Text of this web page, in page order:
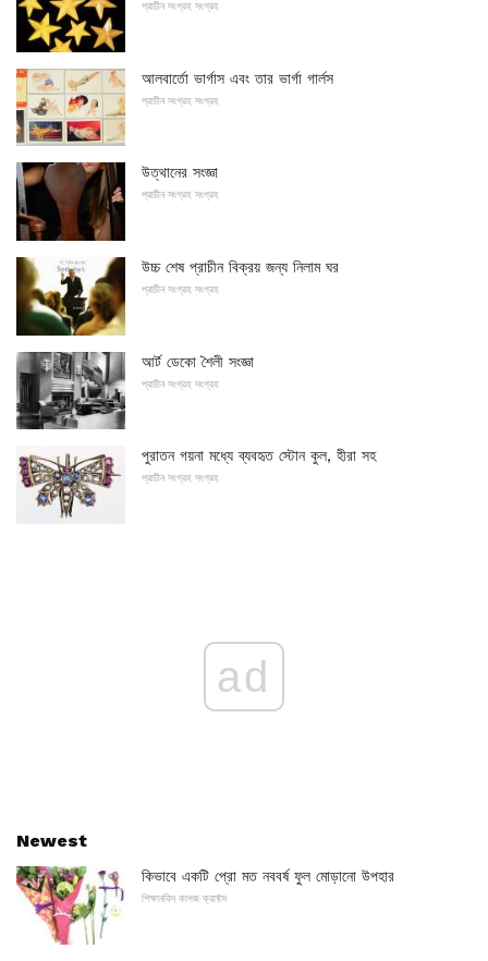
প্রাচীন সংগ্রহ সংগ্রহ
আলবার্তো ভার্গাস এবং তার ভার্গা গার্লস
প্রাচীন সংগ্রহ সংগ্রহ
উত্থানের সংজ্ঞা
প্রাচীন সংগ্রহ সংগ্রহ
উচ্চ শেষ প্রাচীন বিক্রয় জন্য নিলাম ঘর
প্রাচীন সংগ্রহ সংগ্রহ
আর্ট ডেকো শৈলী সংজ্ঞা
প্রাচীন সংগ্রহ সংগ্রহ
পুরাতন গয়না মধ্যে ব্যবহৃত স্টোন কুল, হীরা সহ
প্রাচীন সংগ্রহ সংগ্রহ
ad
Newest
কিভাবে একটি প্রো মত নববর্ষ ফুল মোড়ানো উপহার
শিক্ষানবিস কাগজ ক্রাফ্টস